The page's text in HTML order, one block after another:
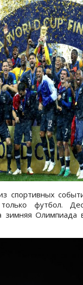
спортивных
футбол.
зимняя Олимпиада